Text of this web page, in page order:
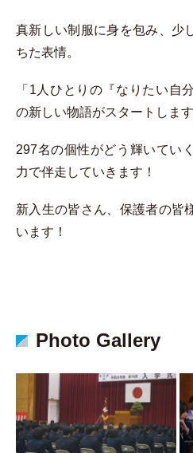
真新しい制服に身を包み、少
ちた表情。
「1人ひとりの『なりたい自
の新しい物語がスタートします
297名の個性がどう輝いてい
力で伴走していきます！
新入生の皆さん、保護者の皆
います！
Photo Gallery